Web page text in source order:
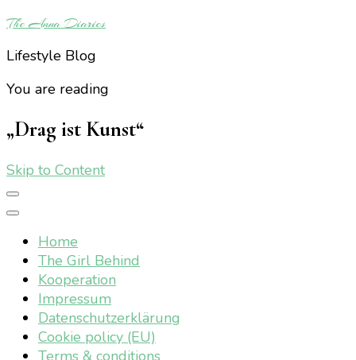
The Anna Diaries
Lifestyle Blog
You are reading
„Drag ist Kunst“
Skip to Content
Home
The Girl Behind
Kooperation
Impressum
Datenschutzerklärung
Cookie policy (EU)
Terms & conditions